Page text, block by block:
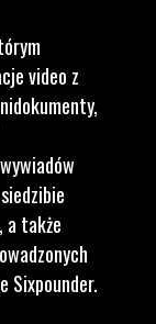
video z
a także
Sixpounder.